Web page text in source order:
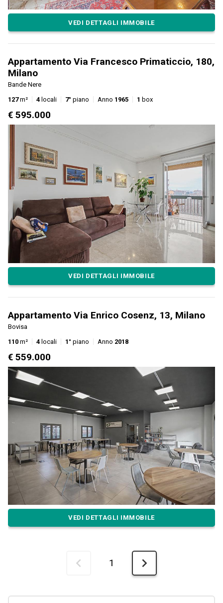
VEDI DETTAGLI IMMOBILE
Appartamento Via Francesco Primaticcio, 180,
Milano
Bande Nere
127m² 4 locali 7° piano Anno 1965 1 box
€ 595.000
VEDI DETTAGLI IMMOBILE
Appartamento Via Enrico Cosenz, 13, Milano
Bovisa
110 m² 4 locali 1° piano Anno 2018
€ 559.000
VEDI DETTAGLI IMMOBILE
1